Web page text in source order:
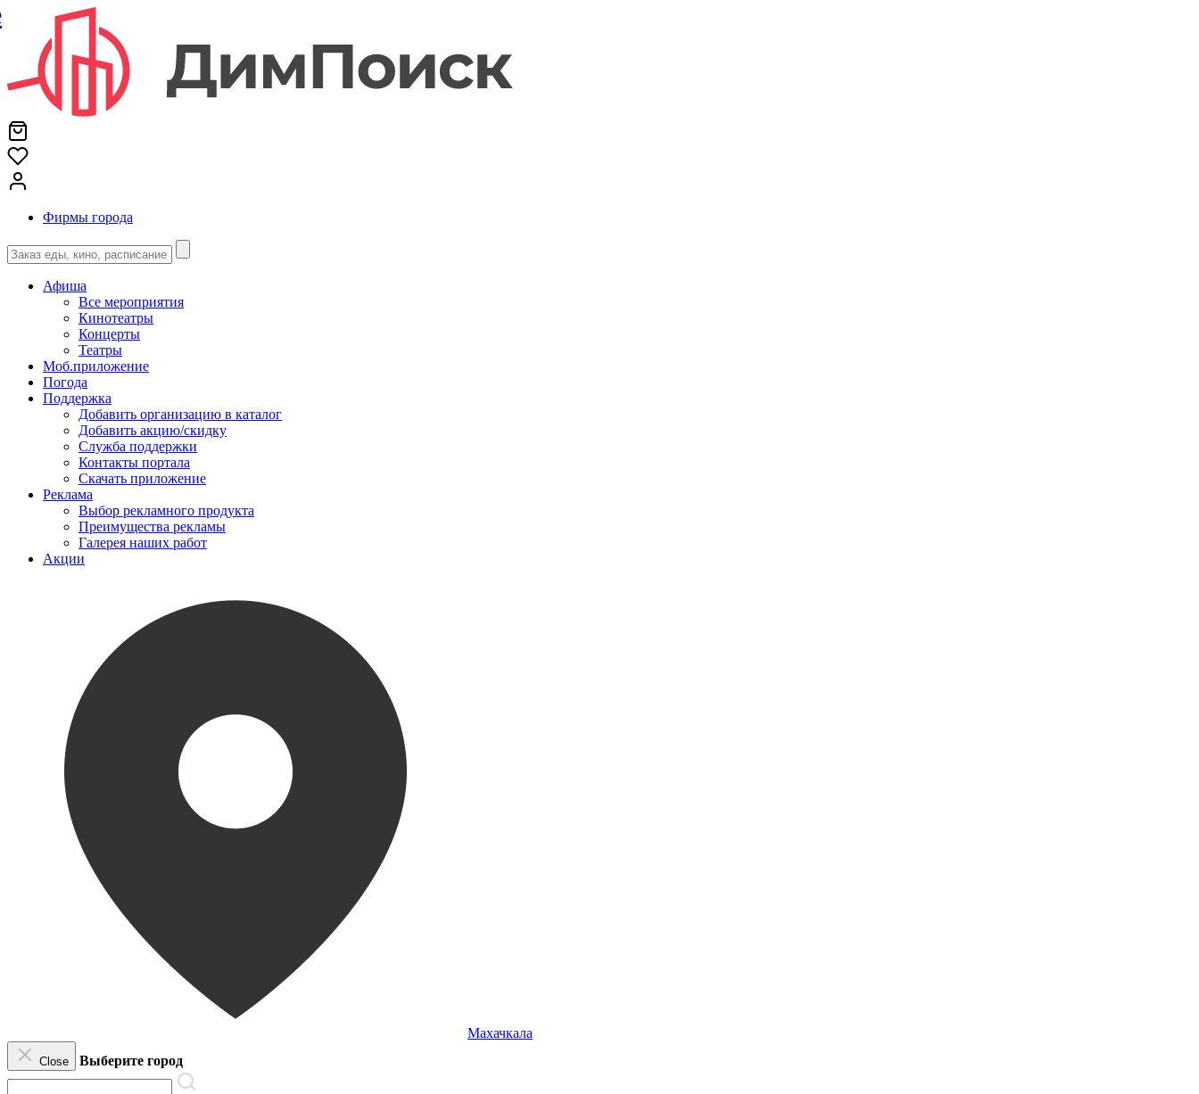
Фирмы города
Афиша
Все мероприятия
Кинотеатры
Концерты
Театры
Моб.приложение
Погода
Поддержка
Добавить организацию в каталог
Добавить акцию/скидку
Служба поддержки
Контакты портала
Скачать приложение
Реклама
Выбор рекламного продукта
Преимущества рекламы
Галерея наших работ
Акции
Махачкала
Close Выберите город